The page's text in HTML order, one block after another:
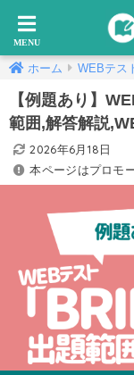
ホーム WEBテス
【例題あり】
範囲,解答解説
2026年6月18日
本ページはプロモ